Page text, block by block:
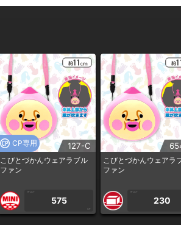
CP専用 127-C
こびとづかんウェアラブル
ファン
1PLAY
575
CP
こびとづかんウェアラ
ファン
1PLAY
230